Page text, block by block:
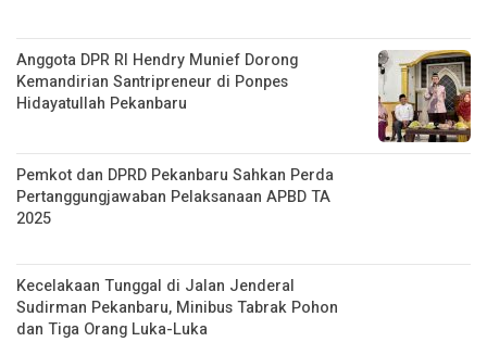
Anggota DPR RI Hendry Munief Dorong
Kemandirian Santripreneur di Ponpes
Hidayatullah Pekanbaru
Pemkot dan DPRD Pekanbaru Sahkan Perda
Pertanggungjawaban Pelaksanaan APBD TA
2025
Kecelakaan Tunggal di Jalan Jenderal
Sudirman Pekanbaru, Minibus Tabrak Pohon
dan Tiga Orang Luka-Luka